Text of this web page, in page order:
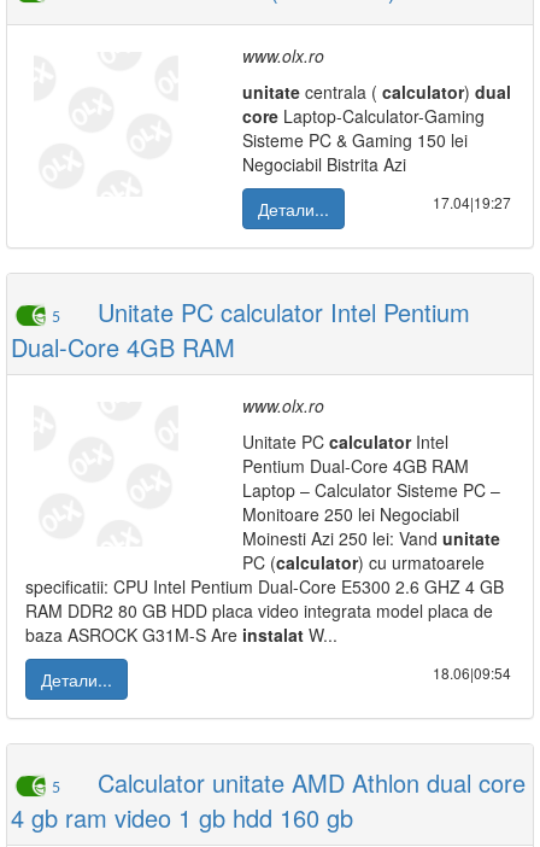
www.olx.ro
unitate centrala ( calculator) dual
core Laptop-Calculator-Gaming
Sisteme PC & Gaming 150 lei
Negociabil Bistrita Azi
Детали...
17.04|19:27
5
Unitate PC calculator Intel Pentium
Dual-Core 4GB RAM
www.olx.ro
Unitate PC calculatorIntel
Pentium Dual-Core 4GB RAM
Laptop – Calculator Sisteme PC –
Monitoare 250 lei Negociabil
Moinesti Azi 250 lei: Vand unitate
PC (calculator) cu urmatoarele
specificatii: CPU Intel Pentium Dual-Core E5300 2.6 GHZ 4 GB
RAM DDR2 80 GB HDD placa video integrata model placa de
baza ASROCK G31M-S Are instalat W...
Детали...
18.06|09:54
5
Calculator unitate AMD Athlon dual core
4 gb ram video 1 gb hdd 160 gb